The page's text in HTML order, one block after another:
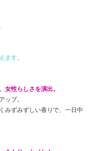
ます。
女性らしさを演出。
ップ。
みずみずしい香りで、一日中